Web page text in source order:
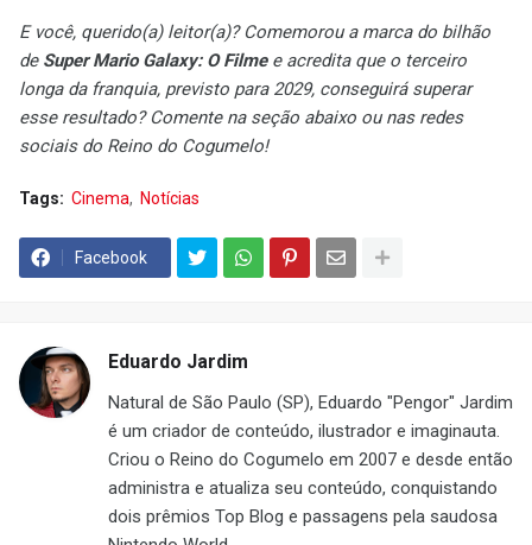
E você, querido(a) leitor(a)? Comemorou a marca do bilhão
de Super Mario Galaxy: O Filme e acredita que o terceiro
longa da franquia, previsto para 2029, conseguirá superar
esse resultado? Comente na seção abaixo ou nas redes
sociais do Reino do Cogumelo!
Tags: Cinema Notícias
Facebook
Eduardo Jardim
Natural de São Paulo (SP), Eduardo "Pengor" Jardim
é um criador de conteúdo, ilustrador e imaginauta.
Criou o Reino do Cogumelo em 2007 e desde então
administra e atualiza seu conteúdo, conquistando
dois prêmios Top Blog e passagens pela saudosa